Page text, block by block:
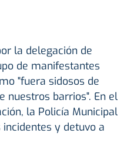
la delegación de
de manifestantes
"fuera sidosos de
nuestros barrios". En el
la Policía Municipal
y detuvo a